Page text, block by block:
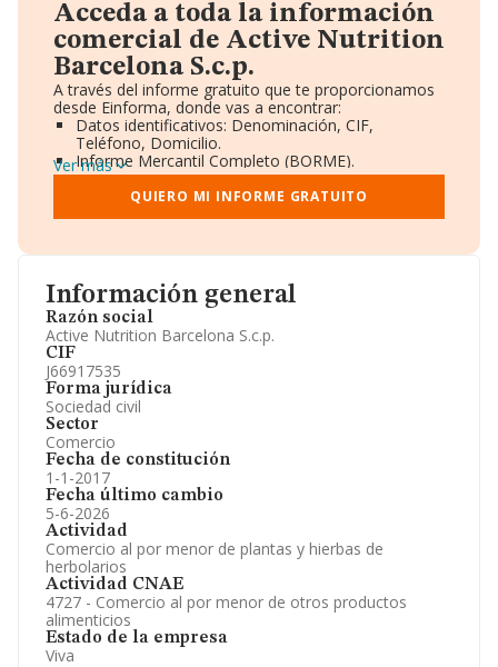
Información general
Razón social
Active Nutrition Barcelona S.c.p.
CIF
J66917535
Forma jurídica
Sociedad civil
Sector
Comercio
Fecha de constitución
1-1-2017
Fecha último cambio
5-6-2026
Actividad
Comercio al por menor de plantas y hierbas de
herbolarios
Actividad CNAE
4727 - Comercio al por menor de otros productos
alimenticios
Estado de la empresa
Viva
Acceda a toda la información
comercial de Active Nutrition
Barcelona S.c.p.
A través del informe gratuito que te proporcionamos
desde Einforma, donde vas a encontrar:
Datos identificativos: Denominación, CIF,
Teléfono, Domicilio.
Informe Mercantil Completo (BORME).
Gráficos de Evolución Ventas y Empleados.
Consejo de Administración y Administradores.
Directivos y Ejecutivos.
Información oficial y registral complementaria.
Ver más
QUIERO MI INFORME GRATUITO